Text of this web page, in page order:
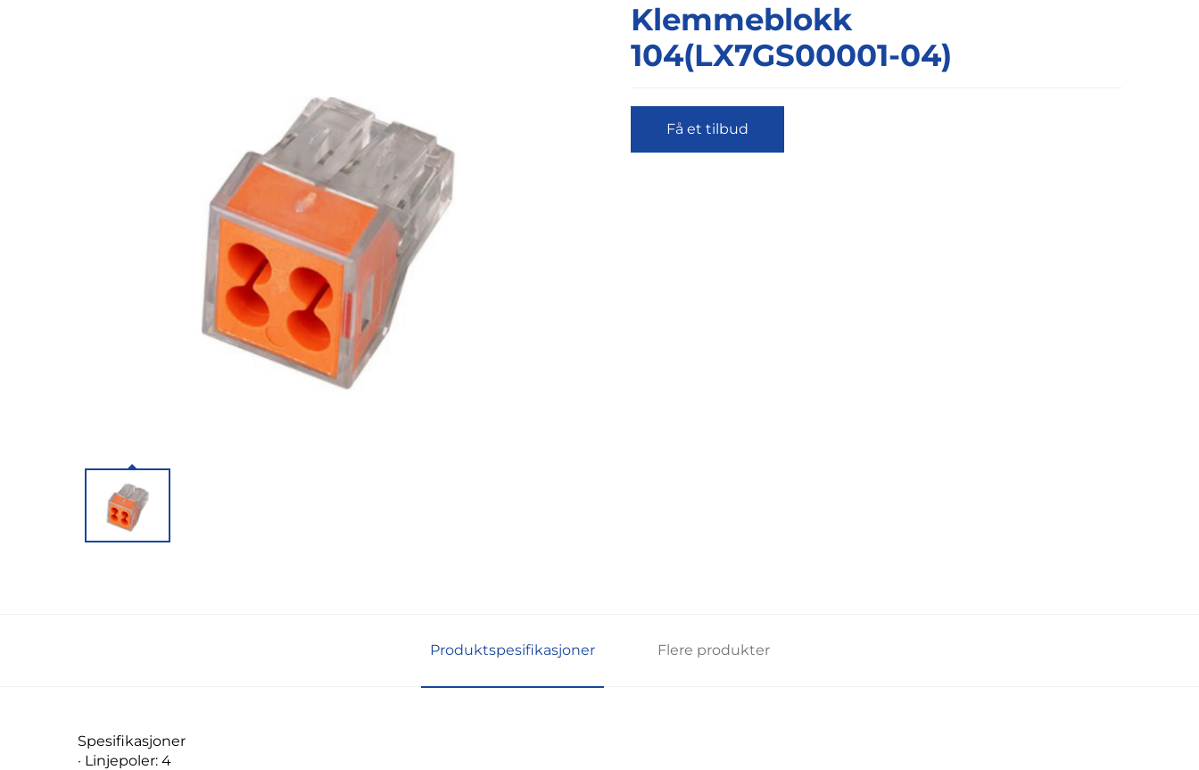
Klemmeblokk
104(LX7GS00001-04)
Få et tilbud
Produktspesifikasjoner Flere produkter
Spesifikasjoner
· Linjepoler: 4